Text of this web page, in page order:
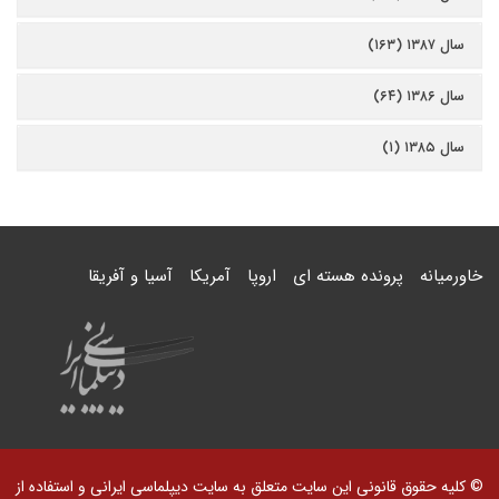
سال ۱۳۸۷ (۱۶۳)
سال ۱۳۸۶ (۶۴)
سال ۱۳۸۵ (۱)
خاورمیانه پرونده هسته ای اروپا آمریکا آسیا و آفریقا
© کلیه حقوق قانونی این سایت متعلق به سایت دیپلماسی ایرانی و استفاده از